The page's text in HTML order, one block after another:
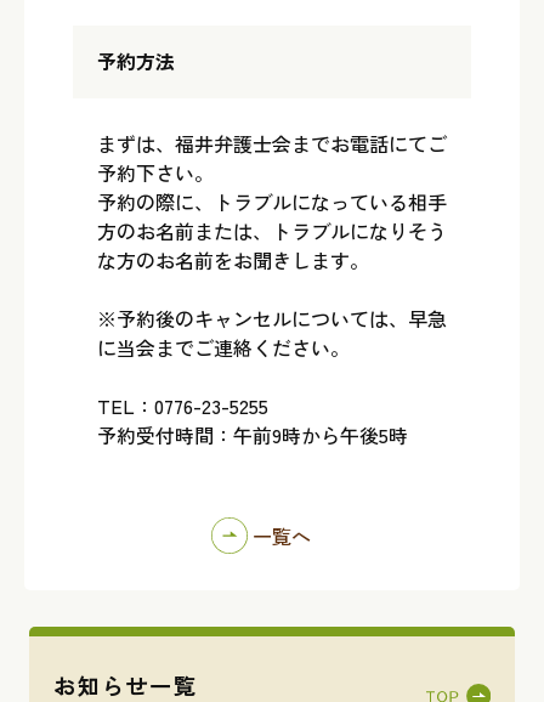
お知らせ一覧
予約方法
まずは、福井弁護士会までお電話にてご
予約下さい。
予約の際に、トラブルになっている相手
方のお名前または、トラブルになりそう
な方のお名前をお聞きします。
※予約後のキャンセルについては、早急
に当会までご連絡ください。
TEL：0776-23-5255
予約受付時間：午前9時から午後5時
一覧へ